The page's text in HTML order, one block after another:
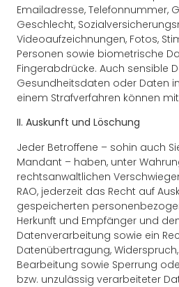
Emailadresse, Telefonnummer,
Geschlecht,
Videoaufzeichnungen, Fotos,
Personen sowie biometrische
Fingerabdrücke. Auch sensible
Gesundheitsdaten oder Daten
einem Strafverfahren können
II. Auskunft und Löschung
Jeder Betroffene – sohin auch
Mandant – haben, unter
rechtsanwaltlichen
RAO, jederzeit das Recht auf
gespeicherten
Herkunft und Empfänger und
Datenverarbeitung sowie ein
Datenübertragung,
Bearbeitung sowie Sperrung
bzw. unzulässig verarbeiteter